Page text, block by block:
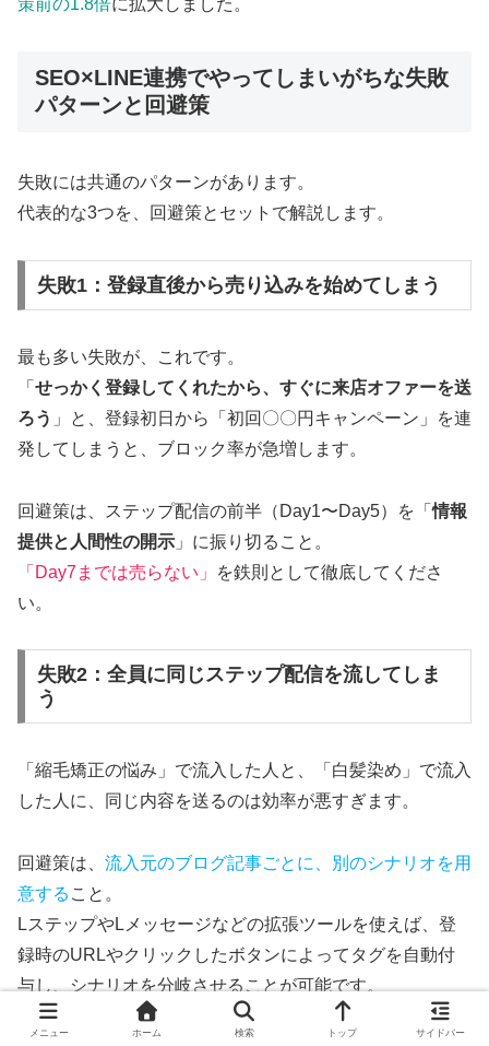
策前の1.8倍に拡大しました。
SEO×LINE連携でやってしまいがちな失敗
パターンと回避策
失敗には共通のパターンがあります。
代表的な3つを、回避策とセットで解説します。
失敗1：登録直後から売り込みを始めてしまう
最も多い失敗が、これです。
「 せっかく登録してくれたから、すぐに来店オファーを送
ろう 」と、登録初日から「初回〇〇円キャンペーン」を連
発してしまうと、ブロック率が急増します。
回避策は、ステップ配信の前半（Day1〜Day5）を「情報
提供と人間性の開示 」に振り切ること。
「Day7までは売らない」
を鉄則として徹底してくださ
い。
失敗2：全員に同じステップ配信を流してしま
う
「縮毛矯正の悩み」で流入した人と、「白髪染め」で流入
した人に、同じ内容を送るのは効率が悪すぎます。
回避策は、 流入元のブログ記事ごとに、別のシナリオを用
意する こと。
LステップやLメッセージなどの拡張ツールを使えば、登
録時のURLやクリックしたボタンによってタグを自動付
与し、シナリオを分岐させることが可能です。
メニュー ホーム 検索 トップ サイドバー